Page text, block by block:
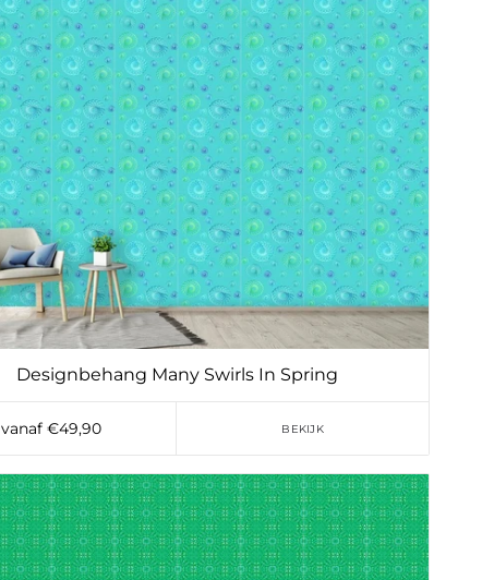
Toevoegen aan verlanglijst
Designbehang Many Swirls In Spring
vanaf €49,90 BEKIJK